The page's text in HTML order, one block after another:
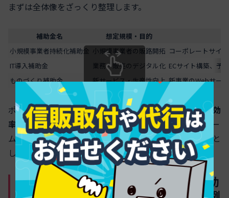
まずは全体像をざっくり整理します。
補助金名
想定規模・目的
小規模事業者持続化補助金 小規模事業者の販路開拓 コーポレートサイ
IT導入補助金
業務・販売のデジタル化 ECサイト構築、予
ものづくり補助金
新サービス・生産性向上 新事業のWebサー
スクロールできます
ポイントは、「サイト単体」よりも「売上アップや業務効
率化の一部」として位置づけること です。書類上も、ホー
ムページを作ることがゴールではなく、事業の成長手段と
して説明できるかどうかが採択を左右します。
ホームページ制作に使える自治体の補助